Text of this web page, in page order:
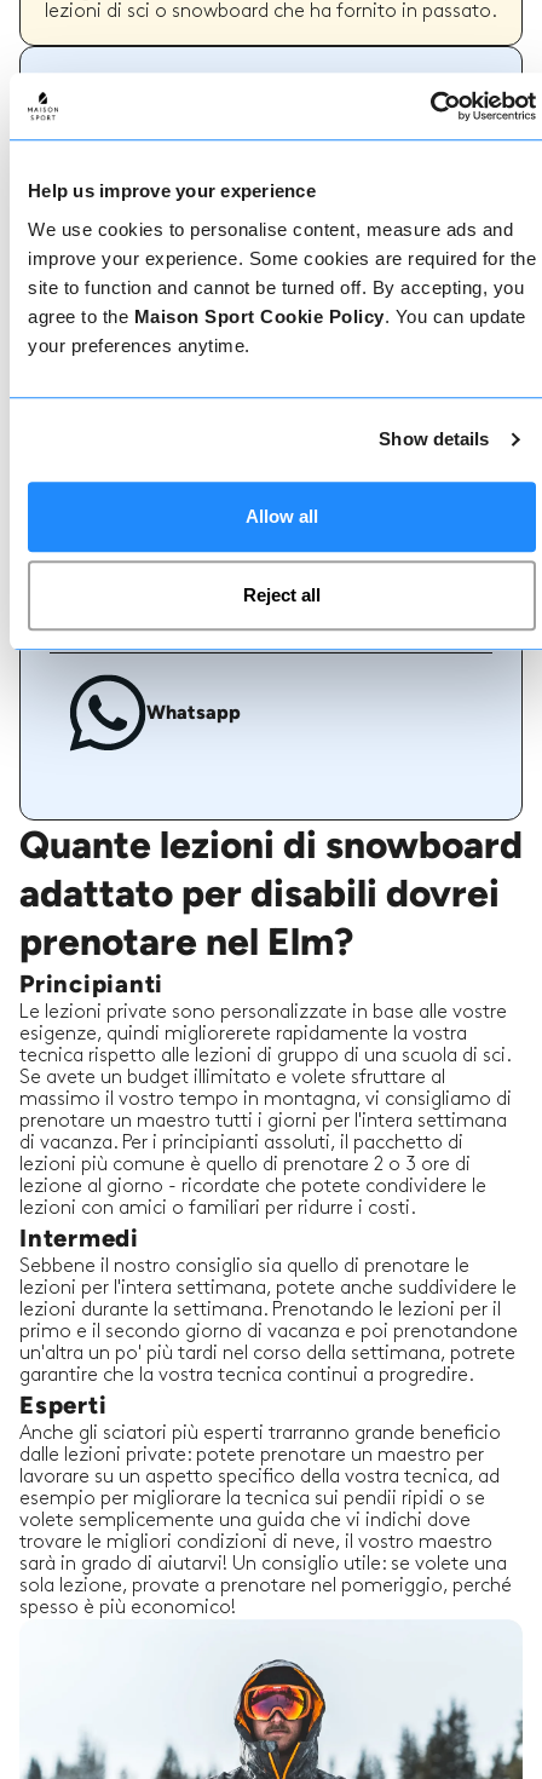
Help us improve your experience
We use cookies to personalise content, measure ads and
improve your experience. Some cookies are required for the
site to function and cannot be turned off. By accepting, you
agree to the Maison Sport Cookie Policy. You can update
your preferences anytime.
Show details
Allow all
Reject all
lezioni di sci o snowboard che ha fornito in passato.
Come prenotare
Prenotare con noi non potrebbe essere più
semplice, il nostro team di esperti è sempre a
disposizione per aiutarvi: prenotate subito online
o parlate con il nostro team se avete bisogno di
assistenza.
Prenota online
Chiamaci
Chat dal vivo
Whatsapp
Quante lezioni di snowboard
adattato per disabili dovrei
prenotare nel Elm?
Principianti
Le lezioni private sono personalizzate in base alle vostre
esigenze, quindi migliorerete rapidamente la vostra
tecnica rispetto alle lezioni di gruppo di una scuola di sci.
Se avete un budget illimitato e volete sfruttare al
massimo il vostro tempo in montagna, vi consigliamo di
prenotare un maestro tutti i giorni per l'intera settimana
di vacanza. Per i principianti assoluti, il pacchetto di
lezioni più comune è quello di prenotare 2 o 3 ore di
lezione al giorno - ricordate che potete condividere le
lezioni con amici o familiari per ridurre i costi.
Intermedi
Sebbene il nostro consiglio sia quello di prenotare le
lezioni per l'intera settimana, potete anche suddividere le
lezioni durante la settimana. Prenotando le lezioni per il
primo e il secondo giorno di vacanza e poi prenotandone
un'altra un po' più tardi nel corso della settimana, potrete
garantire che la vostra tecnica continui a progredire.
Esperti
Anche gli sciatori più esperti trarranno grande beneficio
dalle lezioni private: potete prenotare un maestro per
lavorare su un aspetto specifico della vostra tecnica, ad
esempio per migliorare la tecnica sui pendii ripidi o se
volete semplicemente una guida che vi indichi dove
trovare le migliori condizioni di neve, il vostro maestro
sarà in grado di aiutarvi! Un consiglio utile: se volete una
sola lezione, provate a prenotare nel pomeriggio, perché
spesso è più economico!